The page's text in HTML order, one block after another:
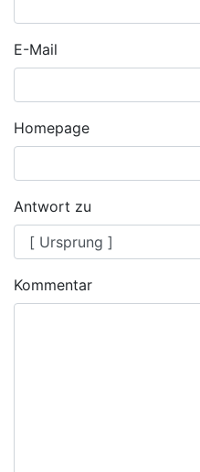
E-Mail
Homepage
Antwort zu
Kommentar